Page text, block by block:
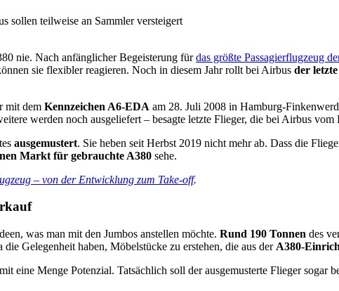
sollen teilweise an Sammler versteigert
nie. Nach anfänglicher Begeisterung fürdas größte Passagierflugzeug
sie flexibler reagieren. Noch in diesem Jahr rollt bei Airbus der
mit dem Kennzeichen A6-EDA am 28. Juli 2008 in Hamburg-
werden noch ausgeliefert – besagte letzte Flieger, die bei Airbus vom
ausgemustert. Sie heben seit Herbst 2019 nicht mehr ab. Dass die
Markt für gebrauchte A380 sehe.
– von der Entwicklung zum Take-off.
was man mit den Jumbos anstellen möchte. Rund 190 Tonnen des
die Gelegenheit haben, Möbelstücke zu erstehen, die aus der A380-
eine Menge Potenzial. Tatsächlich soll der ausgemusterte Flieger sogar